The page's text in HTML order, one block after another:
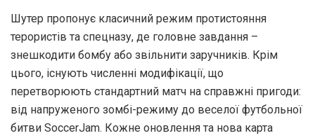
Шутер пропонує класичний режим протистояння
терористів та спецназу, де головне завдання –
знешкодити бомбу або звільнити заручників. Крім
цього, існують численні модифікації, що
перетворюють стандартний матч на справжні пригоди:
від напруженого зомбі-режиму до веселої футбольної
битви SoccerJam. Кожне оновлення та нова карта